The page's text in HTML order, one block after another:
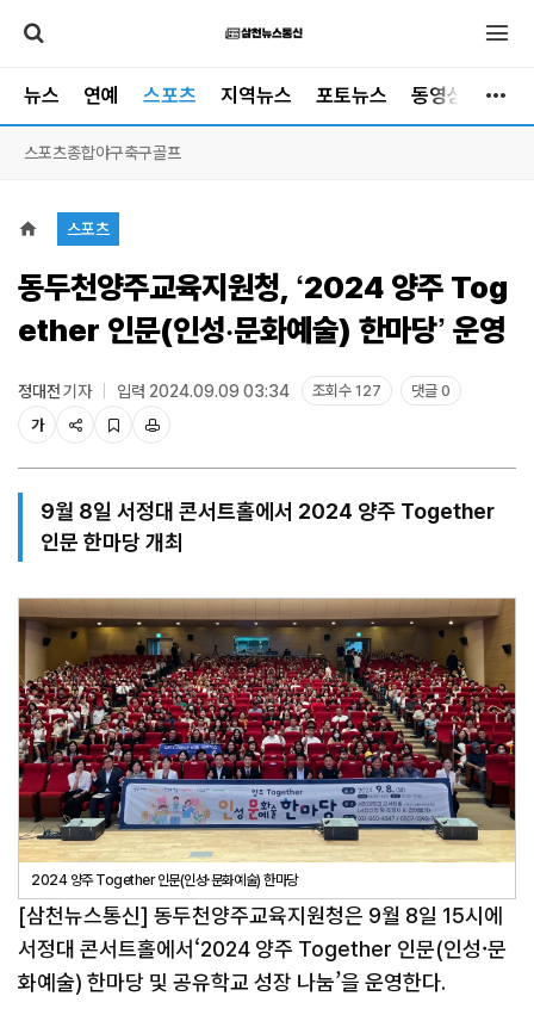
뉴스 연예 스포츠 지역뉴스 포토뉴스 동영상뉴스
스포츠종합야구축구골프
스포츠
동두천양주교육지원청, ‘2024 양주 Tog
ether 인문(인성·문화예술) 한마당’ 운영
정대전기자 입력 2024.09.09 03:34 조회수 127
댓글 0
가
9월 8일 서정대 콘서트홀에서 2024 양주 Together
인문 한마당 개최
2024 양주 Together 인문(인성·문화예술) 한마당
[삼천뉴스통신] 동두천양주교육지원청은 9월 8일 15시에
서정대 콘서트홀에서‘2024 양주 Together 인문(인성·문
화예술) 한마당 및 공유학교 성장 나눔’을 운영한다.